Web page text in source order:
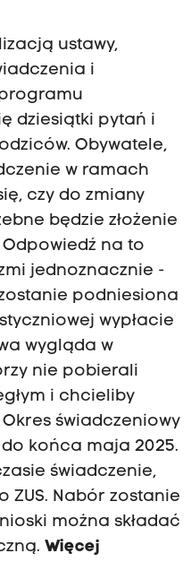
ustawy,
i
dziesiątki pytań i
Obywatele,
w ramach
czy do zmiany
będzie złożenie
na to
jednoznacznie -
podniesiona
wypłacie
wygląda w
nie pobierali
i chcieliby
świadczeniowy
końca maja 2025.
świadczenie,
ZUS. Nabór zostanie
można składać
Więcej